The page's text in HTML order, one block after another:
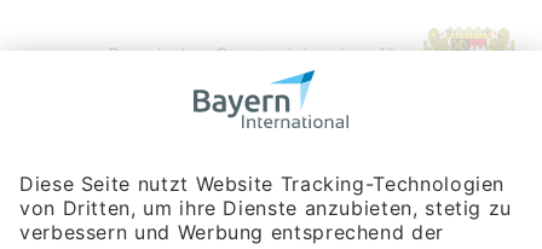
Bayerische Gesellschaft für Internationale
Rosenheimer Str. 143C
81671 München